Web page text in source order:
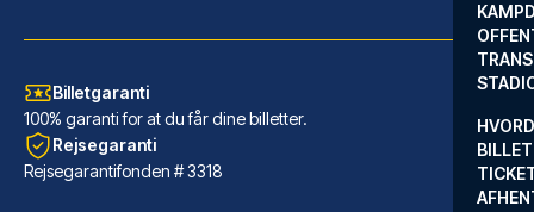
Billetgaranti
100% garanti for at du får dine billetter.
Rejsegaranti
Rejsegarantifonden # 3318